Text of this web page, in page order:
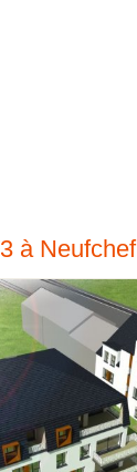
à Neufchef